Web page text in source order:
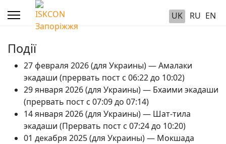
UK RU EN
Події
27 февраля 2026 (для Украины) — Амалаки
экадаши (прервать пост с 06:22 до 10:02)
29 января 2026 (для Украины) — Бхаими экадаши
(прервать пост с 07:09 до 07:14)
14 января 2026 (для Украины) — Шат-тила
экадаши (Прервать пост с 07:24 до 10:20)
01 декабря 2025 (для Украины) — Мокшада